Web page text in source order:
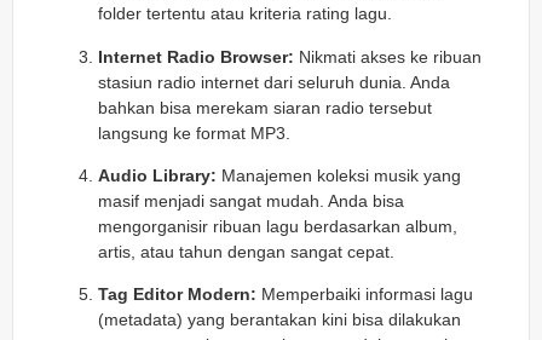
folder tertentu atau kriteria rating lagu.
Internet Radio Browser: Nikmati akses ke ribuan
stasiun radio internet dari seluruh dunia. Anda
bahkan bisa merekam siaran radio tersebut
langsung ke format MP3.
Audio Library: Manajemen koleksi musik yang
masif menjadi sangat mudah. Anda bisa
mengorganisir ribuan lagu berdasarkan album,
artis, atau tahun dengan sangat cepat.
Tag Editor Modern: Memperbaiki informasi lagu
(metadata) yang berantakan kini bisa dilakukan